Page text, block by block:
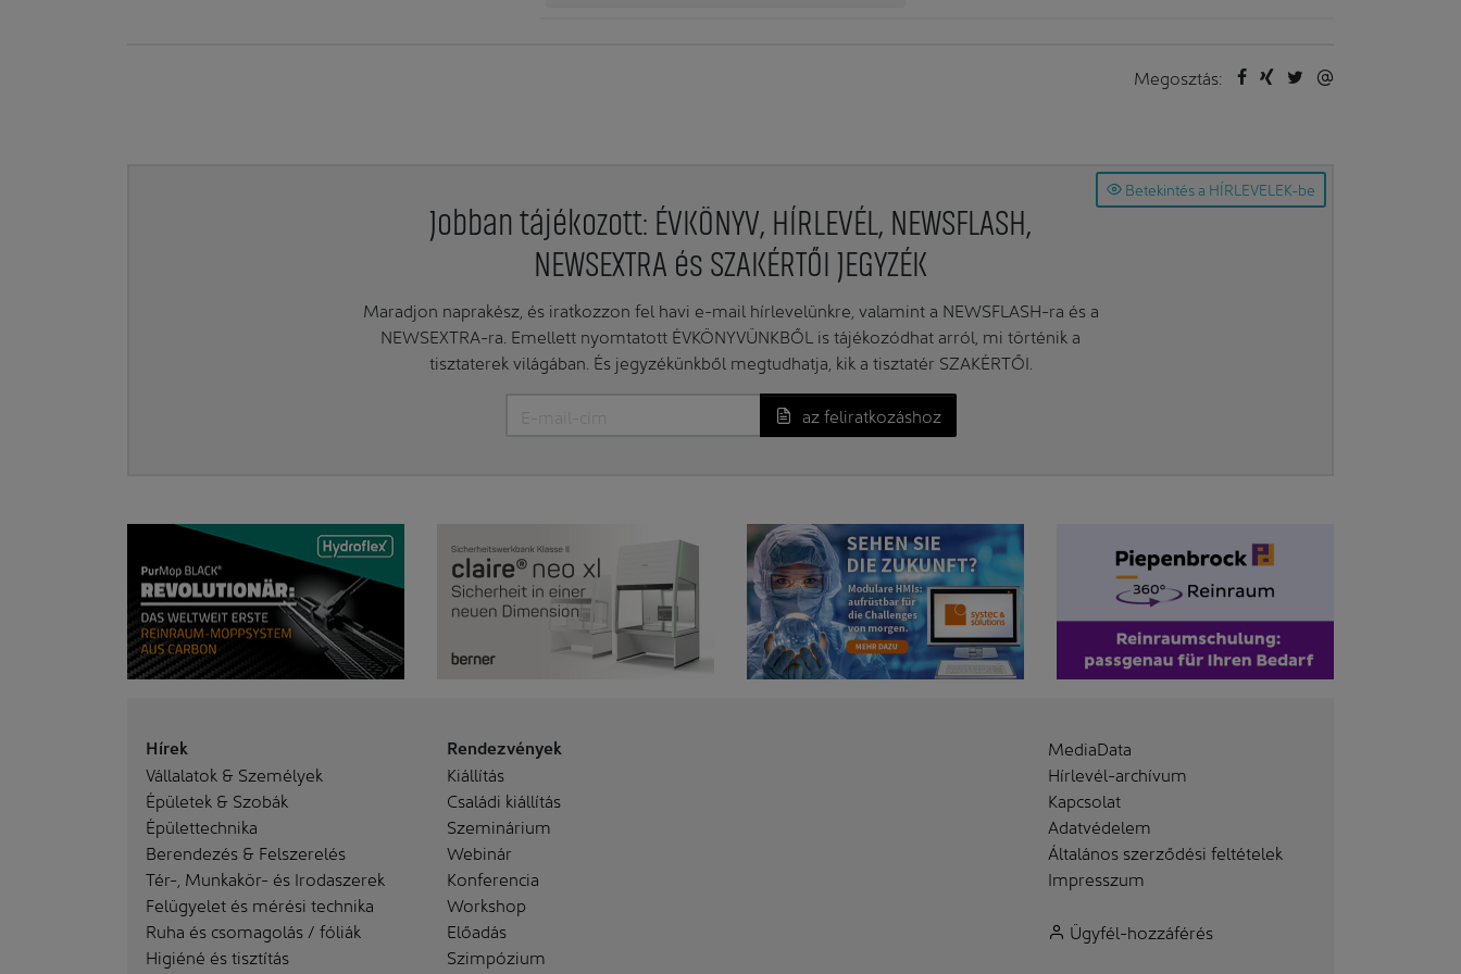
Megosztás:
Betekintés a HÍRLEVELEK-be
Jobban tájékozott: ÉVKÖNYV, HÍRLEVÉL, NEWSFLASH,
NEWSEXTRA és SZAKÉRTŐI JEGYZÉK
Maradjon naprakész, és iratkozzon fel havi e-mail hírlevelünkre, valamint a NEWSFLASH-ra és a
NEWSEXTRA-ra. Emellett nyomtatott ÉVKÖNYVÜNKBŐL is tájékozódhat arról, mi történik a
tisztaterek világában. És jegyzékünkből megtudhatja, kik a tisztatér SZAKÉRTŐI.
az feliratkozáshoz
Hírek
Vállalatok & Személyek
Épületek & Szobák
Épülettechnika
Berendezés & Felszerelés
Tér-, Munkakör- és Irodaszerek
Felügyelet és mérési technika
Ruha és csomagolás / fóliák
Higiéné és tisztítás
Rendezvények
Kiállítás
Családi kiállítás
Szeminárium
Webinár
Konferencia
Workshop
Előadás
Szimpózium
MediaData
Hírlevél-archívum
Kapcsolat
Adatvédelem
Általános szerződési feltételek
Impresszum
Ügyfél-hozzáférés